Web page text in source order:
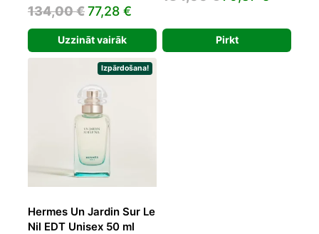
134,00€Original
price
was:
134,00 €.
77,28 €
price
is:
77,28 €.
Uzzināt vairāk
was:
134,00 €.70,37
Pirkt
Izpārdošana!
Hermes Un Jardin Sur Le
Nil EDT Unisex 50 ml